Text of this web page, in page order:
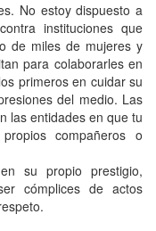
No estoy dispuesto a
instituciones que
de miles de mujeres y
para colaborarles en
primeros en cuidar su
del medio. Las
las entidades en que tu
compañeros o
su propio prestigio,
cómplices de actos